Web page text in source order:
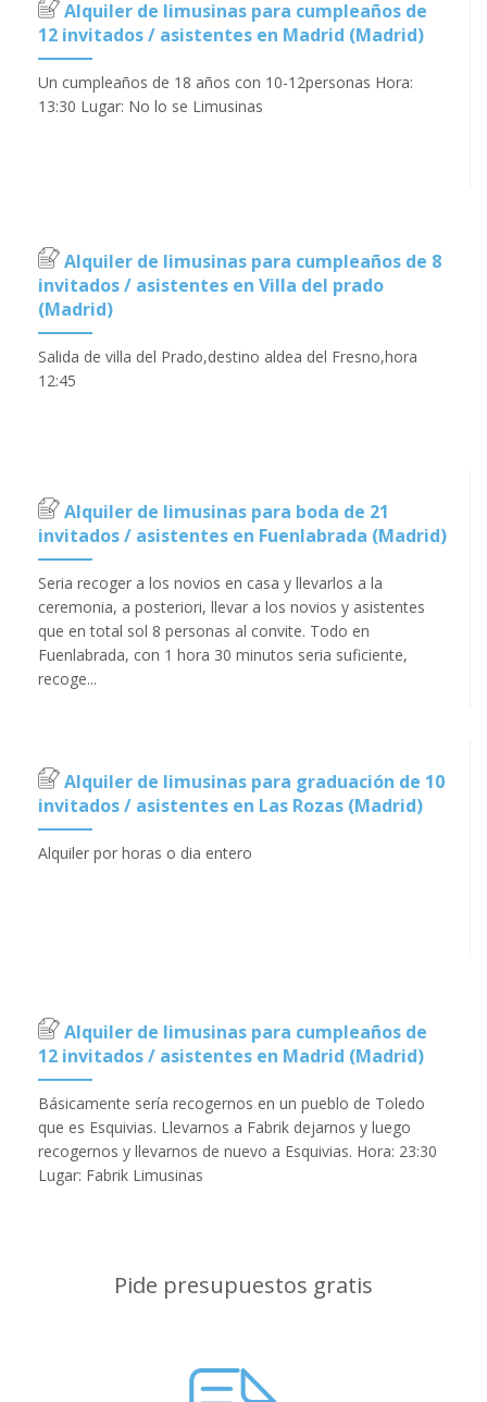
Alquiler de limusinas para cumpleaños de
12 invitados / asistentes en Madrid (Madrid)
Un cumpleaños de 18 años con 10-12personas Hora:
13:30 Lugar: No lo se Limusinas
Alquiler de limusinas para cumpleaños de 8
invitados / asistentes en Villa del prado
(Madrid)
Salida de villa del Prado,destino aldea del Fresno,hora
12:45
Alquiler de limusinas para boda de 21
invitados / asistentes en Fuenlabrada (Madrid)
Seria recoger a los novios en casa y llevarlos a la
ceremonia, a posteriori, llevar a los novios y asistentes
que en total sol 8 personas al convite. Todo en
Fuenlabrada, con 1 hora 30 minutos seria suficiente,
recoge...
Alquiler de limusinas para graduación de 10
invitados / asistentes en Las Rozas (Madrid)
Alquiler por horas o dia entero
Alquiler de limusinas para cumpleaños de
12 invitados / asistentes en Madrid (Madrid)
Básicamente sería recogernos en un pueblo de Toledo
que es Esquivias. Llevarnos a Fabrik dejarnos y luego
recogernos y llevarnos de nuevo a Esquivias. Hora: 23:30
Lugar: Fabrik Limusinas
Pide presupuestos gratis